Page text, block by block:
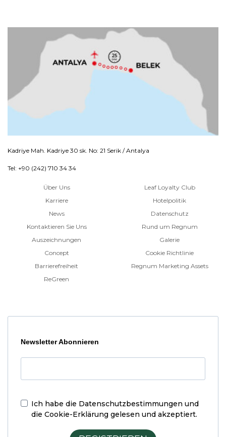
Kadriye Mah. Kadriye 30 sk. No: 21 Serik / Antalya
Tel: +90 (242) 710 34 34
Über Uns
Karriere
News
Kontaktieren Sie Uns
Auszeichnungen
Concept
Barrierefreiheit
ReGreen
Leaf Loyalty Club
Hotelpolitik
Datenschutz
Rund um Regnum
Galerie
Cookie Richtlinie
Regnum Marketing Assets
Newsletter Abonnieren
Ich habe die Datenschutzbestimmungen und
die Cookie-Erklärung gelesen und akzeptiert.